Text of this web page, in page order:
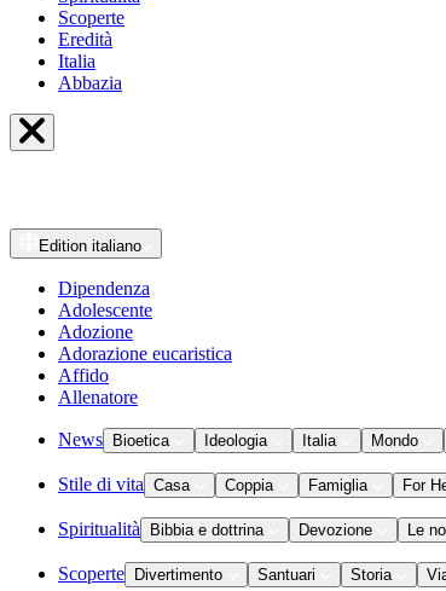
Scoperte
Eredità
Italia
Abbazia
Edition italiano
Dipendenza
Adolescente
Adozione
Adorazione eucaristica
Affido
Allenatore
News Bioetica Ideologia Italia Mondo
Stile di vita Casa Coppia Famiglia For
Spiritualità Bibbia e dottrina Devozione Le
Scoperte Divertimento Santuari Storia